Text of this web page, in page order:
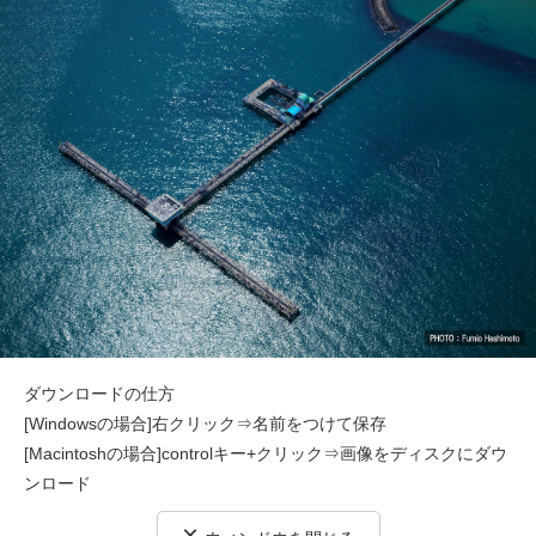
ダウンロードの仕方
[Windowsの場合]右クリック⇒名前をつけて保存
[Macintoshの場合]controlキー+クリック⇒画像をディスクにダウ
ンロード